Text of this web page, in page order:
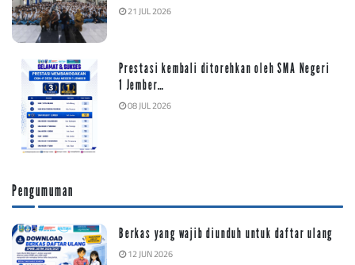
21 JUL 2026
Prestasi kembali ditorehkan oleh SMA Negeri
1 Jember…
08 JUL 2026
Pengumuman
Berkas yang wajib diunduh untuk daftar ulang
12 JUN 2026